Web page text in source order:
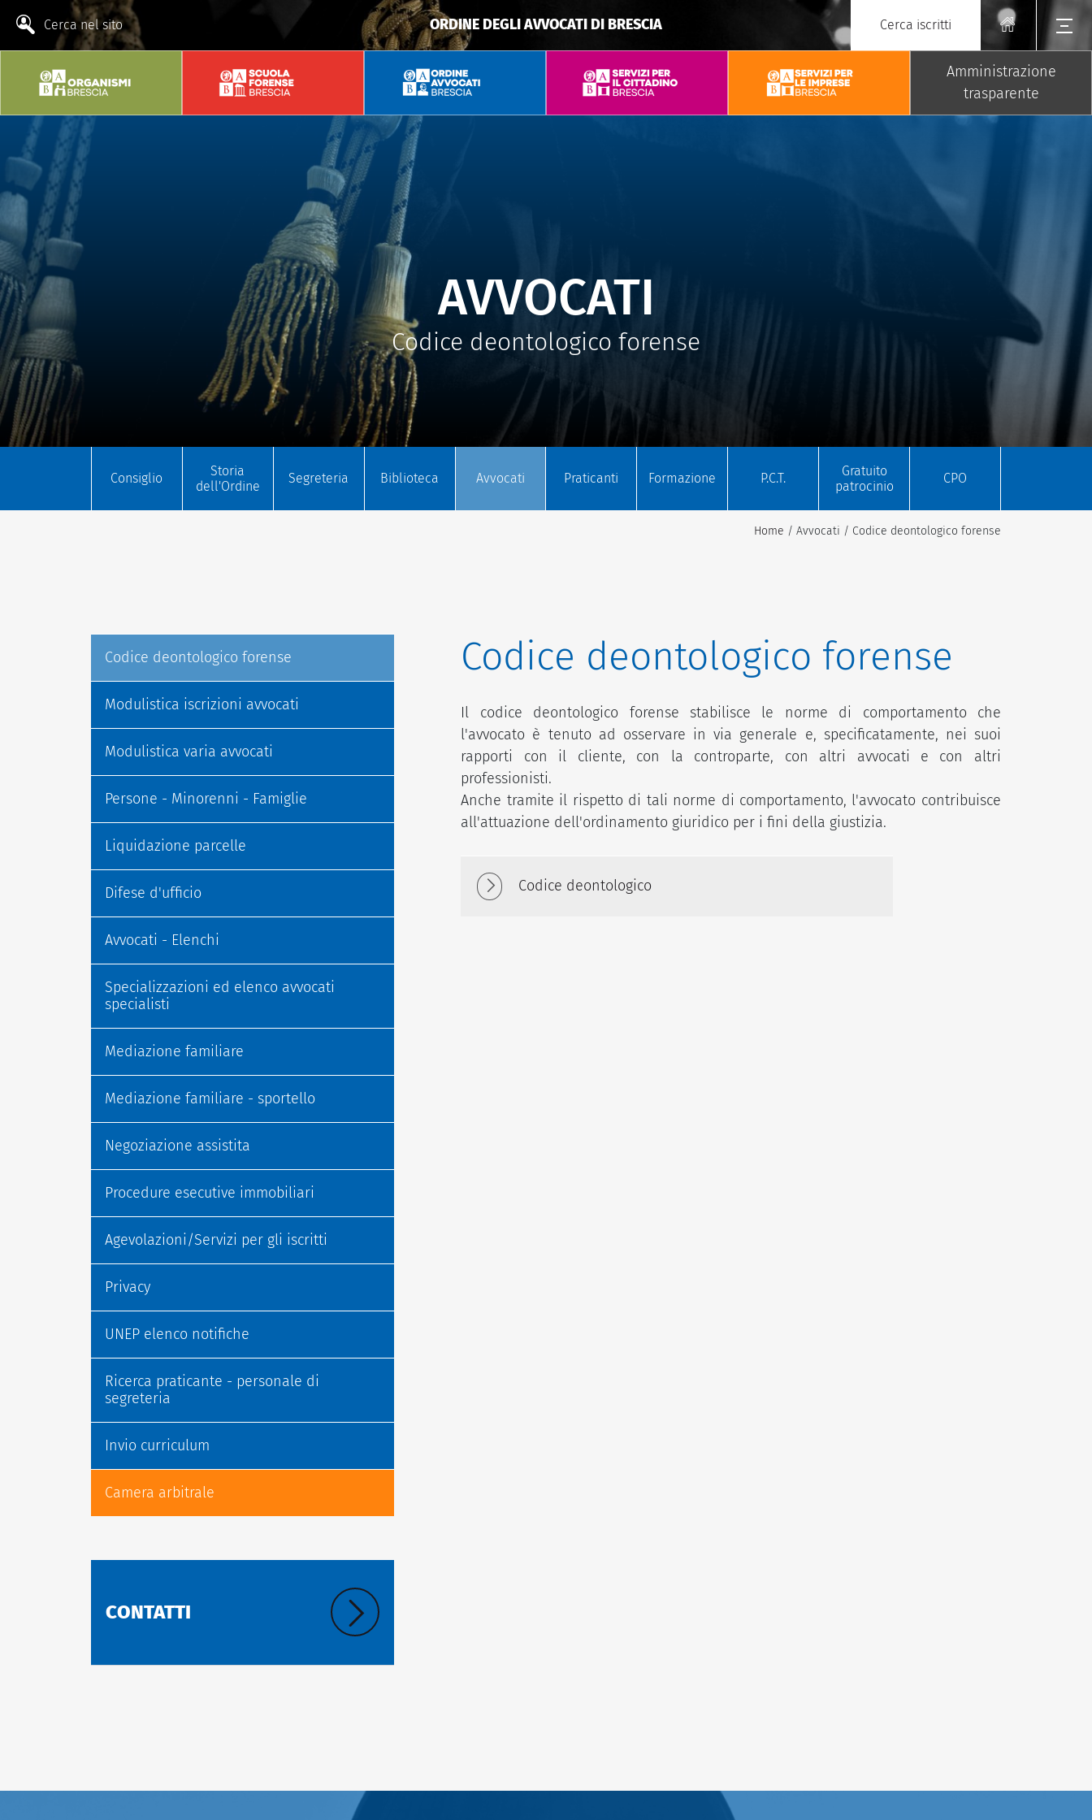
Cerca nel sito ORDINE DEGLI AVVOCATI DI BRESCIA Cerca iscritti
Amministrazione
trasparente
AVVOCATI
Codice deontologico forense
Consiglio
Storia
dell'Ordine
Segreteria Biblioteca Avvocati Praticanti Formazione P.C.T.
Gratuito
patrocinio
CPO
Home / Avvocati / Codice deontologico forense
Codice deontologico forense
Modulistica iscrizioni avvocati
Modulistica varia avvocati
Persone - Minorenni - Famiglie
Liquidazione parcelle
Difese d'ufficio
Avvocati - Elenchi
Specializzazioni ed elenco avvocati
specialisti
Mediazione familiare
Mediazione familiare - sportello
Negoziazione assistita
Procedure esecutive immobiliari
Agevolazioni/Servizi per gli iscritti
Privacy
UNEP elenco notifiche
Ricerca praticante - personale di
segreteria
Invio curriculum
Camera arbitrale
CONTATTI
Codice deontologico forense
Il codice deontologico forense stabilisce le norme di comportamento che
l'avvocato è tenuto ad osservare in via generale e, specificatamente, nei suoi
rapporti con il cliente, con la controparte, con altri avvocati e con altri
professionisti.
Anche tramite il rispetto di tali norme di comportamento, l'avvocato contribuisce
all'attuazione dell'ordinamento giuridico per i fini della giustizia.
Codice deontologico